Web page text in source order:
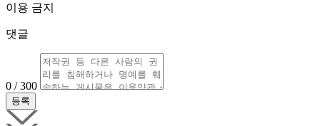
이용 금지
댓글
0 / 300